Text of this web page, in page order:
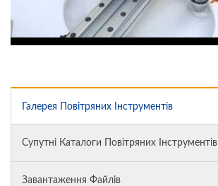
Галерея Повітряних Інструментів
Супутні Каталоги Повітряних Інструментів
Завантаження Файлів